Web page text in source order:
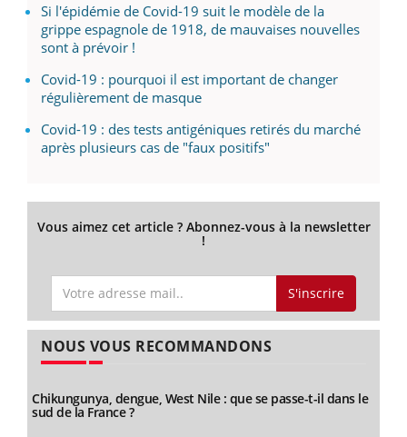
Si l'épidémie de Covid-19 suit le modèle de la
grippe espagnole de 1918, de mauvaises nouvelles
sont à prévoir !
Covid-19 : pourquoi il est important de changer
régulièrement de masque
Covid-19 : des tests antigéniques retirés du marché
après plusieurs cas de "faux positifs"
Vous aimez cet article ? Abonnez-vous à la newsletter
!
S'inscrire
NOUS VOUS RECOMMANDONS
Chikungunya, dengue, West Nile : que se passe-t-il dans le
sud de la France ?